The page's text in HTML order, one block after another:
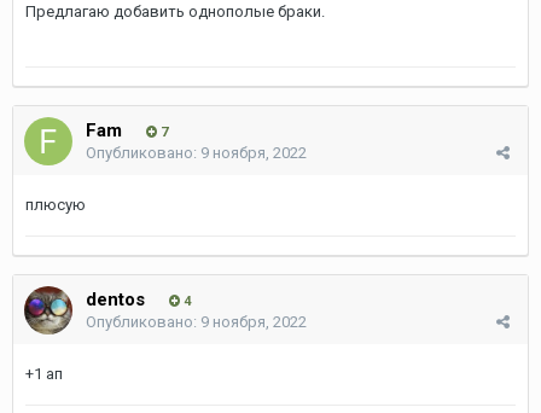
Предлагаю добавить однополые браки.
Fam 7
Опубликовано: 9 ноября, 2022
плюсую
dentos 4
Опубликовано: 9 ноября, 2022
+1 ап